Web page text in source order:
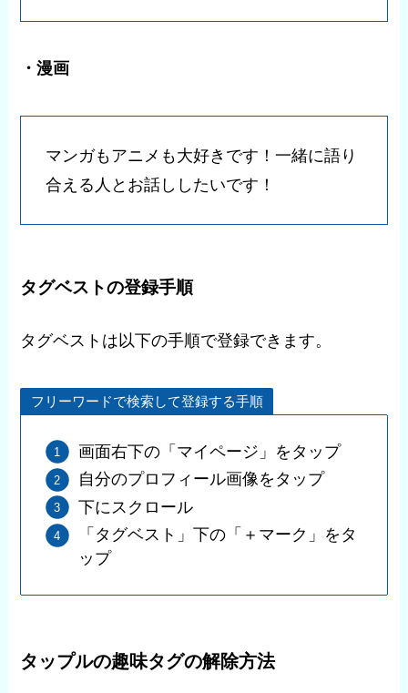
・漫画
マンガもアニメも大好きです！一緒に語り
合える人とお話ししたいです！
タグベストの登録手順
タグベストは以下の手順で登録できます。
フリーワードで検索して登録する手順
画面右下の「マイページ」をタップ
自分のプロフィール画像をタップ
下にスクロール
「タグベスト」下の「＋マーク」をタ
ップ
タップルの趣味タグの解除方法